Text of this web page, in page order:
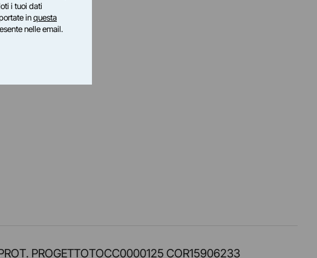
PROGETTOTOCC0000125 COR15906233
i tuoi dati
inquesta
nelle email.